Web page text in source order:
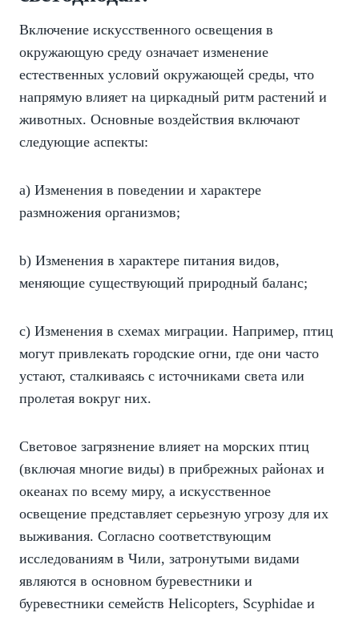
Включение искусственного освещения в
окружающую среду означает изменение
естественных условий окружающей среды, что
напрямую влияет на циркадный ритм растений и
животных. Основные воздействия включают
следующие аспекты:
a) Изменения в поведении и характере
размножения организмов;
b) Изменения в характере питания видов,
меняющие существующий природный баланс;
c) Изменения в схемах миграции. Например, птиц
могут привлекать городские огни, где они часто
устают, сталкиваясь с источниками света или
пролетая вокруг них.
Световое загрязнение влияет на морских птиц
(включая многие виды) в прибрежных районах и
океанах по всему миру, а искусственное
освещение представляет серьезную угрозу для их
выживания. Согласно соответствующим
исследованиям в Чили, затронутыми видами
являются в основном буревестники и
буревестники семейств Helicopters, Scyphidae и